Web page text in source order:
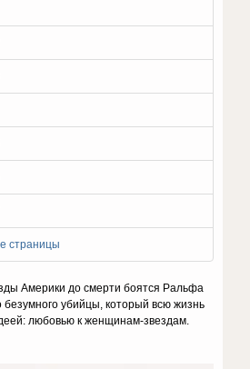
страницы
Америки до смерти боятся Ральфа
безумного убийцы, который всю жизнь
любовью к женщинам-звездам.